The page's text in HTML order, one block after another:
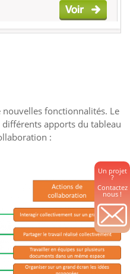
Un projet
?
Contactez
nous !
fonctionnalités. Le
apports du tableau
: